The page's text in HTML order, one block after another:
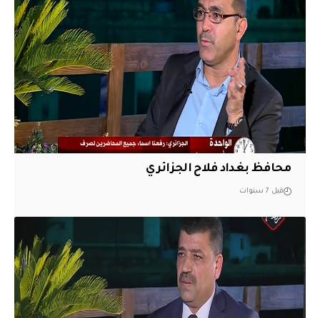
محافظ بغداد فلاح الجزائري
قبل 7 سنوات